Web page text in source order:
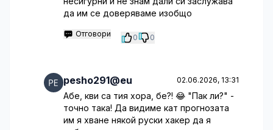
да им се доверяваме изобщо
Отговори 0 0
pesho291@eu 02.06.2026, 13:31
Абе, кви са тия хора, бе?! 😂 "Пак ли?" -
точно така! Да видиме кат прогнозата
им я хване някой руски хакер да я